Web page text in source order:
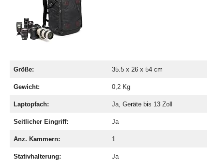
Größe: 35.5 x 26 x 54 cm
Gewicht: 0,2 Kg
Laptopfach: Ja, Geräte bis 13 Zoll
Seitlicher Eingriff: Ja
Anz. Kammern: 1
Stativhalterung: Ja